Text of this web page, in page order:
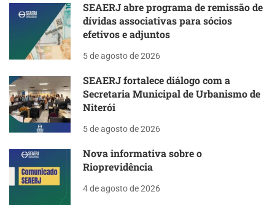
SEAERJ abre programa de remissão de
dívidas associativas para sócios
efetivos e adjuntos
5 de agosto de 2026
SEAERJ fortalece diálogo com a
Secretaria Municipal de Urbanismo de
Niterói
5 de agosto de 2026
Nova informativa sobre o
Rioprevidência
4 de agosto de 2026